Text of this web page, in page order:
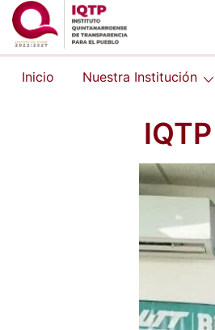
Saltar
contenido
Inicio Nuestra Institución